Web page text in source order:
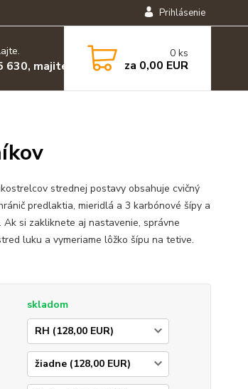
Prihlásenie
630, majiteľ 0903 455 630
0 ks
za 0,00 EUR
strednej postavy obsahuje cvičný
predlaktia, mieridlá a 3 karbónové šípy a
si zakliknete aj nastavenie, správne
luku a vymeriame lôžko šípu na tetive.
skladom